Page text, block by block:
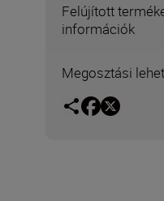
Felújított
információk
Megosztási